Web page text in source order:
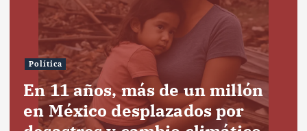
Política
En 11 años, más de un millón
en México desplazados por